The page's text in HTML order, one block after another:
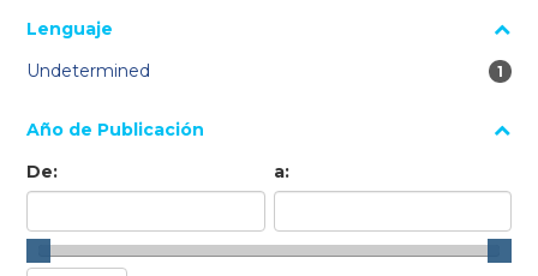
Lenguaje
Undetermined
1
1
Año de Publicación
De:
a: